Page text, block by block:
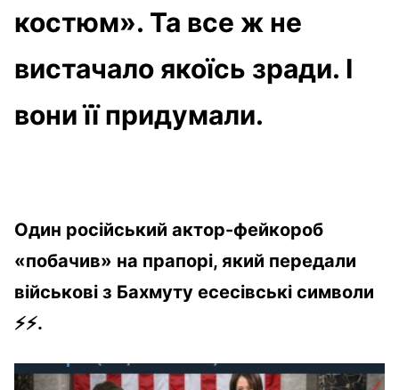
костюм». Та все ж не
вистачало якоїсь зради. І
вони її придумали.
Один російський актор-фейкороб
«побачив» на прапорі, який передали
військові з Бахмуту есесівські символи
⚡️⚡️.